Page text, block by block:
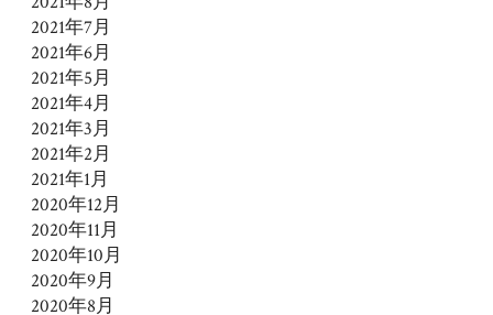
2021年7月
2021年6月
2021年5月
2021年4月
2021年3月
2021年2月
2021年1月
2020年12月
2020年11月
2020年10月
2020年9月
2020年8月